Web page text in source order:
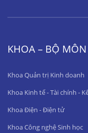
KHOA – BỘ MÔN
Khoa Quản trị Kinh doanh
Khoa Kinh tế - Tài chính -
Khoa Điện - Điện tử
Khoa Công nghệ Sinh học